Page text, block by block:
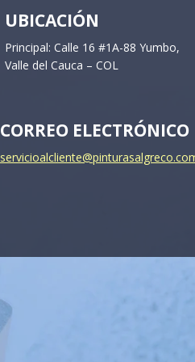
UBICACIÓN
Principal: Calle 16 #1A-88 Yumbo,
Valle del Cauca – COL
CORREO ELECTRÓNICO